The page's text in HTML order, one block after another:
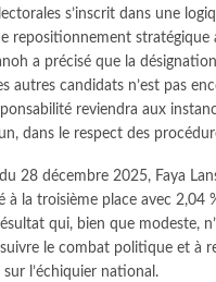
s’inscrit dans une
repositionnement stratégique
a précisé que la
autres candidats n’est pas
reviendra aux
dans le respect des
28 décembre 2025, Faya
à la troisième place avec 2,04
qui, bien que modeste,
le combat politique et à
l’échiquier national.